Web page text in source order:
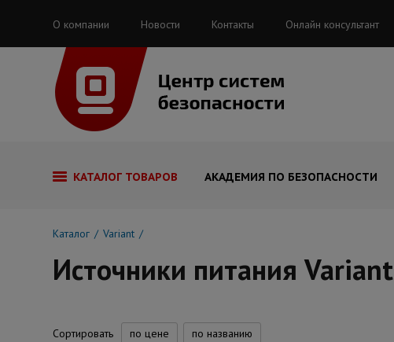
О компании Новости Контакты Онлайн консультант
КАТАЛОГ ТОВАРОВ АКАДЕМИЯ ПО БЕЗОПАСНОСТИ
Каталог Variant
Источники питания Variant
Сортировать по цене по названию